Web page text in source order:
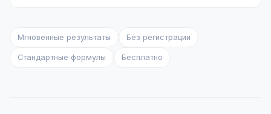
Мгновенные результаты Без регистрации
Стандартные формулы Бесплатно